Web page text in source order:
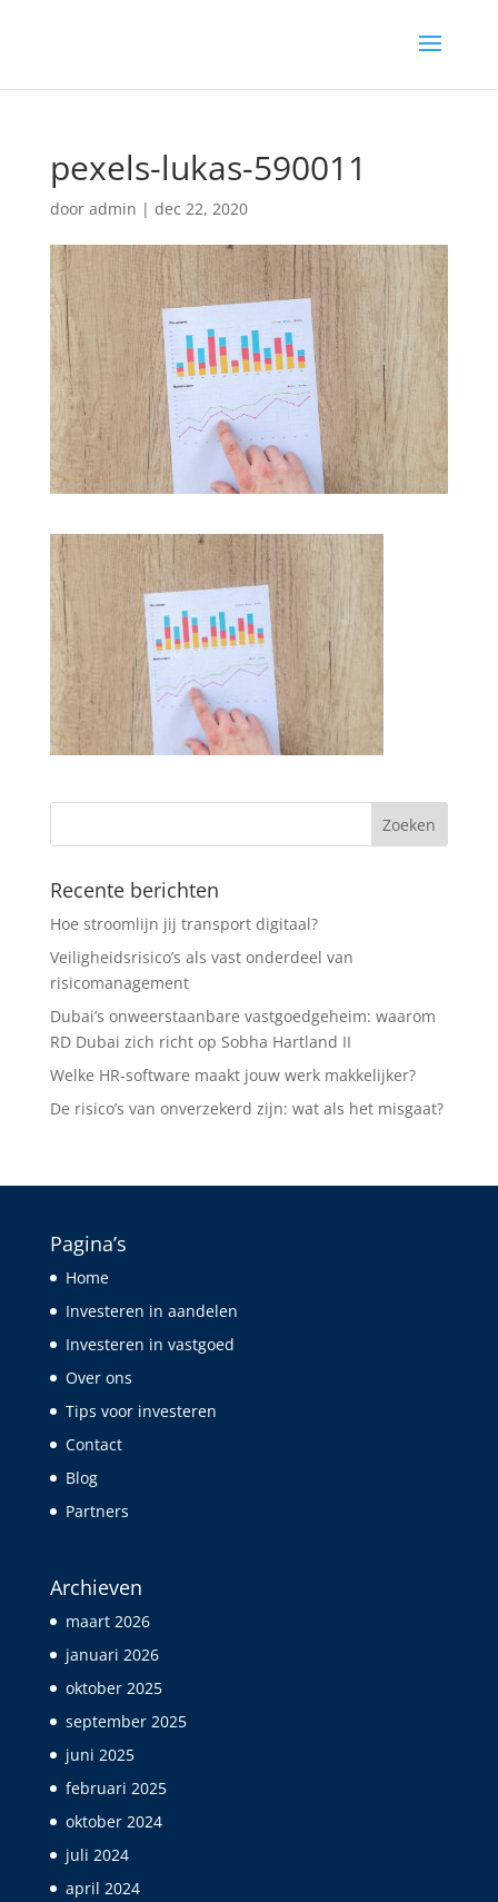
pexels-lukas-590011
door admin | dec 22, 2020
Recente berichten
Hoe stroomlijn jij transport digitaal?
Veiligheidsrisico’s als vast onderdeel van
risicomanagement
Dubai’s onweerstaanbare vastgoedgeheim: waarom
RD Dubai zich richt op Sobha Hartland II
Welke HR-software maakt jouw werk makkelijker?
De risico’s van onverzekerd zijn: wat als het misgaat?
Pagina’s
Home
Investeren in aandelen
Investeren in vastgoed
Over ons
Tips voor investeren
Contact
Blog
Partners
Archieven
maart 2026
januari 2026
oktober 2025
september 2025
juni 2025
februari 2025
oktober 2024
juli 2024
april 2024